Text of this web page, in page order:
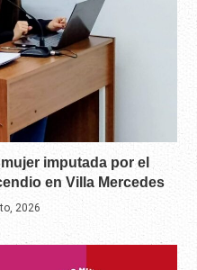
imputada por el
en Villa Mercedes
2026